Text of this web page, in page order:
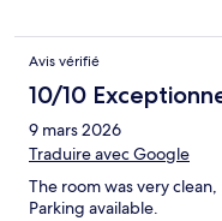
Avis vérifié
10/10
9 mars 2026
Traduire avec Google
The room was very
Parking available.